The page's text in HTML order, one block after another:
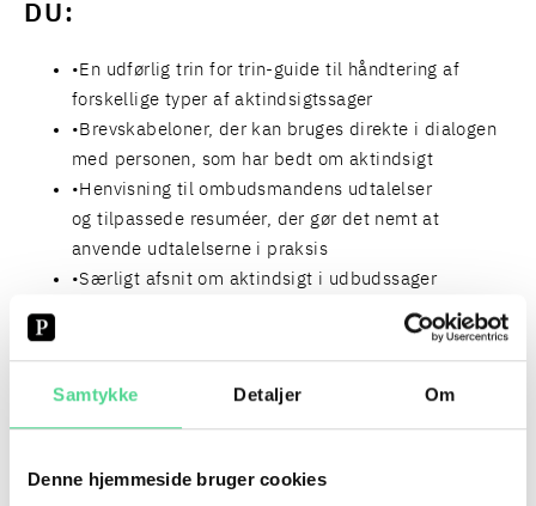
Samtykke Detaljer Om
Denne hjemmeside bruger cookies
DU:
En udførlig trin for trin-guide til håndtering af
forskellige typer af aktindsigtssager
Brevskabeloner, der kan bruges direkte i dialogen
med personen, som har bedt om aktindsigt
Henvisning til ombudsmandens udtalelser
og tilpassede resuméer, der gør det nemt at
anvende udtalelserne i praksis
Særligt afsnit om aktindsigt i udbudssager
PRIS FOR MEDLEMSKAB